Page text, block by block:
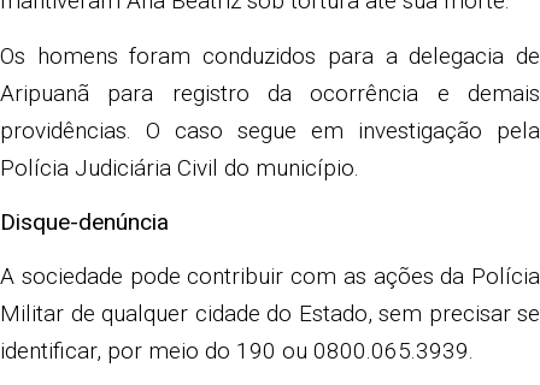
Os homens foram conduzidos para a delegacia de
Aripuanã para registro da ocorrência e demais
providências. O caso segue em investigação pela
Polícia Judiciária Civil do município.
Disque-denúncia
A sociedade pode contribuir com as ações da Polícia
Militar de qualquer cidade do Estado, sem precisar se
identificar, por meio do 190 ou 0800.065.3939.